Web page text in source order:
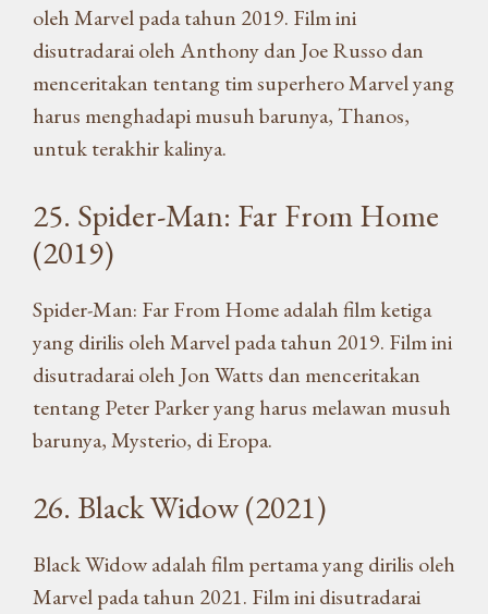
oleh Marvel pada tahun 2019. Film ini
disutradarai oleh Anthony dan Joe Russo dan
menceritakan tentang tim superhero Marvel yang
harus menghadapi musuh barunya, Thanos,
untuk terakhir kalinya.
25. Spider-Man: Far From Home
(2019)
Spider-Man: Far From Home adalah film ketiga
yang dirilis oleh Marvel pada tahun 2019. Film ini
disutradarai oleh Jon Watts dan menceritakan
tentang Peter Parker yang harus melawan musuh
barunya, Mysterio, di Eropa.
26. Black Widow (2021)
Black Widow adalah film pertama yang dirilis oleh
Marvel pada tahun 2021. Film ini disutradarai